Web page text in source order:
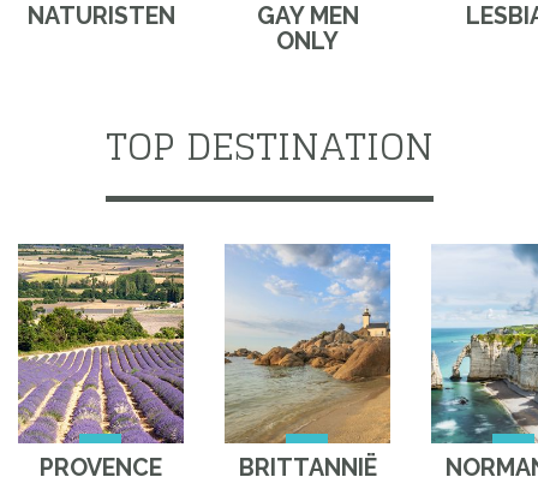
NATURISTEN
GAY MEN
ONLY
TOP DESTINATION
PROVENCE BRITTANNIË